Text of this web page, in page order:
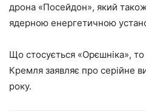
дрона «Посейдон», який
ядерною енергетичною
Що стосується «Орєшніка»,
Кремля заявляє про серійне
року.